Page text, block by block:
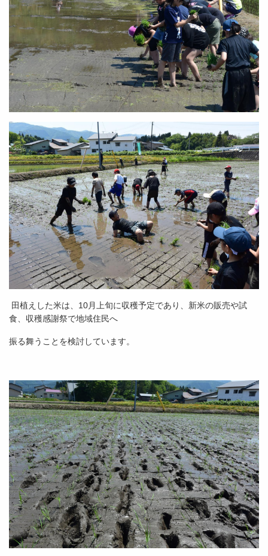
田植えした米は、10月上旬に収穫予定であり、新米の販売や試
食、収穫感謝祭で地域住民へ
振る舞うことを検討しています。